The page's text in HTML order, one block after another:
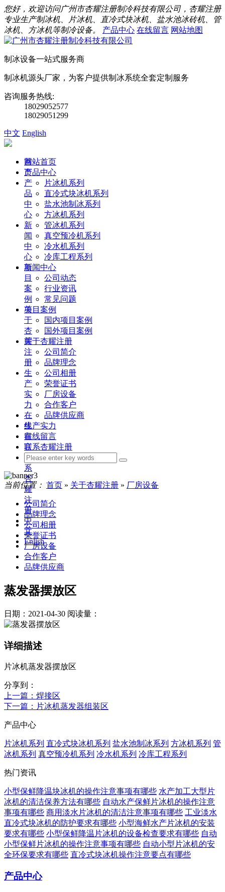
您好，欢迎访问广州市杏耀注册制冷科技有限公司，杏耀注册
专业生产制冰机、片冰机、直冷式块冰机、盐水池冰砖机、管
冰机、方冰机等制冷设备。
产品中心 在线留言 网站地图
制冰设备一站式服务商
制冰机源头厂家，为客户提供制冰系统全套定制服务
咨询服务热线:
18029052577
18029051299
中文 English
首
页
产
品
中
心
新
闻
中
心
项
目
案
例
关
于
杏
耀
注
册
生
产
实
力
在
线
留
言
联
系
杏
耀
注
册
中
文
Enlish
网站首页
产品中心
片冰机系列
直冷式块冰机系列
盐水池制冰系列
方冰机系列
管冰机系列
真空预冷机系列
冷水机系列
冷库工程系列
新闻中心
公司动态
行业资讯
常见问题
项目案例
国内项目案例
国外项目案例
关于杏耀注册
公司简介
品牌理念
公司相册
荣誉证书
厂房设备
合作客户
品牌供应商
生产实力
在线留言
联系杏耀注册
当前位置： 首页 » 关于杏耀注册 » 厂房设备
公司简介
品牌理念
公司相册
荣誉证书
厂房设备
合作客户
品牌供应商
蒸发器摆放区
日期：2021-04-30 阅读量：
详细描述
片冰机蒸发器摆放区
分享到：
上一篇 ：焊接区
下一篇 ：片冰机蒸发器组装区
产品中心
片冰机系列 直冷式块冰机系列 盐水池制冰系列 方冰机系列 管
冰机系列 真空预冷机系列 冷水机系列 冷库工程系列
热门资讯
小型保鲜降温块冰机的操作注意事项有哪些 水产加工大型片
冰机的清洁保养方法有哪些 自动水产保鲜片冰机的操作注意
事项有哪些 商用淡水片冰机的清洁注意事项有哪些 工业淡水
直冷式块冰机的防护要求有哪些 小型海鲜水产片冰机的安装
要求有哪些 小型保鲜降温片冰机的设备检查要求有哪些 自动
小型保鲜片冰机的操作注意事项有哪些 自动小型片冰机的安
全环保要求有哪些 直冷式块冰机操作注意要点有哪些
产品中心